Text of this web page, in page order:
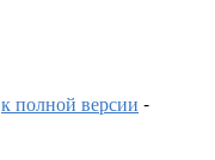
к полной версии -